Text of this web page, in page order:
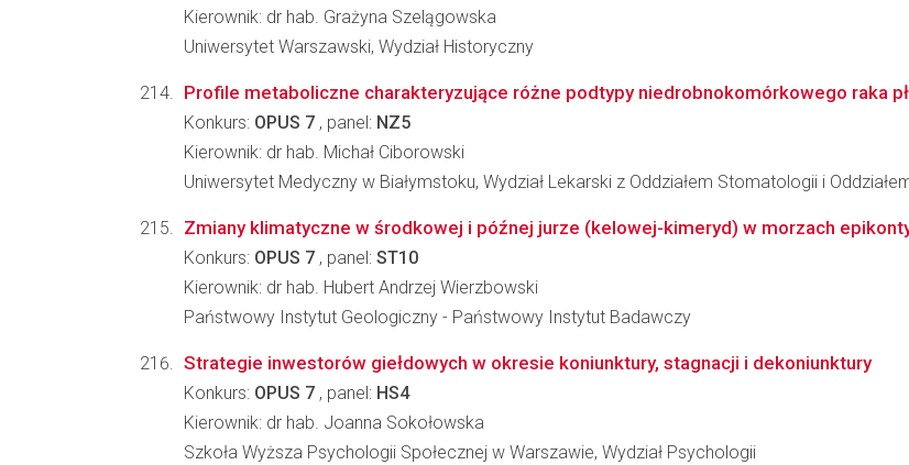
Kierownik: dr hab. Grażyna Szelągowska
Uniwersytet Warszawski, Wydział Historyczny
Profile metaboliczne charakteryzujące różne podtypy niedrobnokomórkowego raka
Konkurs: OPUS 7 , panel: NZ5
Kierownik: dr hab. Michał Ciborowski
Uniwersytet Medyczny w Białymstoku, Wydział Lekarski z Oddziałem Stomatologii i
Zmiany klimatyczne w środkowej i późnej jurze (kelowej-kimeryd) w morzach
Konkurs: OPUS 7 , panel: ST10
Kierownik: dr hab. Hubert Andrzej Wierzbowski
Państwowy Instytut Geologiczny - Państwowy Instytut Badawczy
Strategie inwestorów giełdowych w okresie koniunktury, stagnacji i dekoniunktury
Konkurs: OPUS 7 , panel: HS4
Kierownik: dr hab. Joanna Sokołowska
Szkoła Wyższa Psychologii Społecznej w Warszawie, Wydział Psychologii